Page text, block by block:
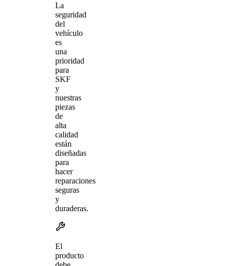
La
seguridad
del
vehículo
es
una
prioridad
para
SKF
y
nuestras
piezas
de
alta
calidad
están
diseñadas
para
hacer
reparaciones
seguras
y
duraderas.
El
producto